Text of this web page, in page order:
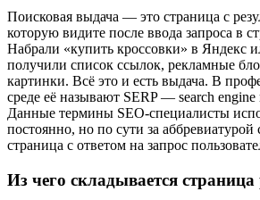
Поисковая выдача — это страница с
которую видите после ввода запроса в
Набрали «купить кроссовки» в Яндекс
получили список ссылок, рекламные
картинки. Всё это и есть выдача. В
среде её называют SERP — search engine
Данные термины SEO-специалисты
постоянно, но по сути за аббревиатурой
страница с ответом на запрос
Из чего складывается страница